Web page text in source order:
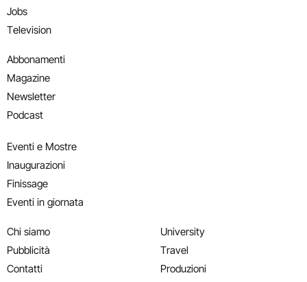
Jobs
Television
Abbonamenti
Magazine
Newsletter
Podcast
Eventi e Mostre
Inaugurazioni
Finissage
Eventi in giornata
Chi siamo
Pubblicità
Contatti
University
Travel
Produzioni